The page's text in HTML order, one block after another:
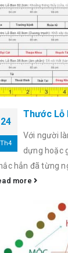
24
Th4
Thước Lỗ
Với người
dựng hoặc
hẳn đã từng
more